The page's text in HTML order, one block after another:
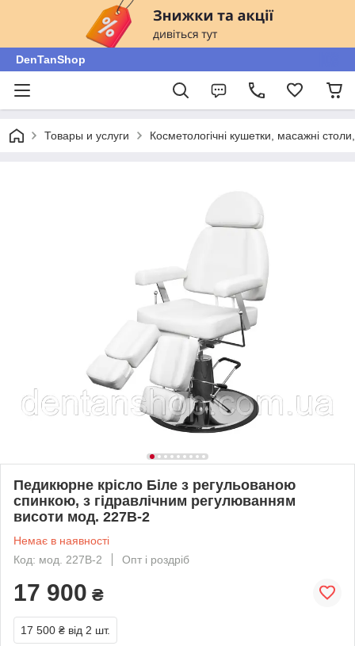
DenTanShop
Товары и услуги Косметологічні кушетки, масажні
Педикюрне крісло Біле з регульованою
спинкою, з гідравлічним регулюванням
висоти мод. 227В-2
Немає в наявності
Код: мод. 227В-2
Опт і роздріб
17 900 ₴
17 500 ₴ від 2 шт.